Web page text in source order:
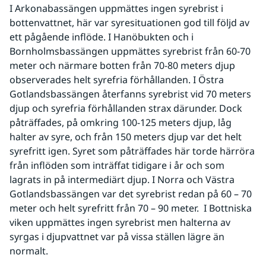
I Arkonabassängen uppmättes ingen syrebrist i
bottenvattnet, här var syresituationen god till följd av
ett pågående inflöde. I Hanöbukten och i
Bornholmsbassängen uppmättes syrebrist från 60-70
meter och närmare botten från 70-80 meters djup
observerades helt syrefria förhållanden. I Östra
Gotlandsbassängen återfanns syrebrist vid 70 meters
djup och syrefria förhållanden strax därunder. Dock
påträffades, på omkring 100-125 meters djup, låg
halter av syre, och från 150 meters djup var det helt
syrefritt igen. Syret som påträffades här torde härröra
från inflöden som inträffat tidigare i år och som
lagrats in på intermediärt djup. I Norra och Västra
Gotlandsbassängen var det syrebrist redan på 60 – 70
meter och helt syrefritt från 70 – 90 meter.  I Bottniska
viken uppmättes ingen syrebrist men halterna av
syrgas i djupvattnet var på vissa ställen lägre än
normalt.